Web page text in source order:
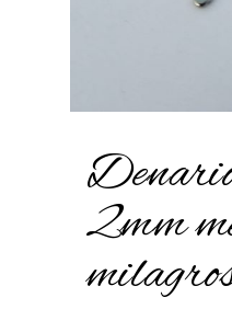
2mm